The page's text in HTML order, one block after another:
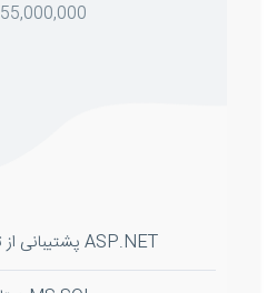
55,000,000 ریال
ASP.NET پشتیبانی از تمام نسخه های